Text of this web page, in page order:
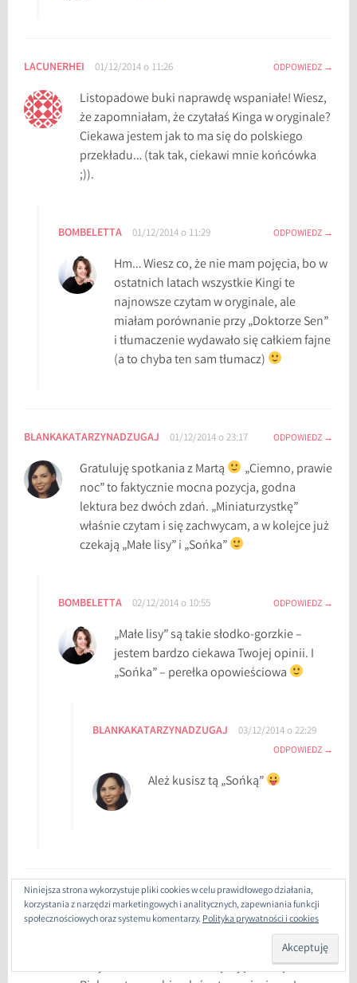
LACUNERHEI 01/12/2014 o 11:26 ODPOWIEDZ
Listopadowe buki naprawdę wspaniałe! Wiesz,
że zapomniałam, że czytałaś Kinga w oryginale?
Ciekawa jestem jak to ma się do polskiego
przekładu… (tak tak, ciekawi mnie końcówka
;)).
BOMBELETTA 01/12/2014 o 11:29 ODPOWIEDZ
Hm… Wiesz co, że nie mam pojęcia, bo w
ostatnich latach wszystkie Kingi te
najnowsze czytam w oryginale, ale
miałam porównanie przy „Doktorze Sen”
i tłumaczenie wydawało się całkiem fajne
(a to chyba ten sam tłumacz)
BLANKAKATARZYNADZUGAJ 01/12/2014 o 23:17 ODPOWIEDZ
Gratuluję spotkania z Martą
„Ciemno, prawie
noc” to faktycznie mocna pozycja, godna
lektura bez dwóch zdań. „Miniaturzystkę”
właśnie czytam i się zachwycam, a w kolejce już
czekają „Małe lisy” i „Sońka”
BOMBELETTA 02/12/2014 o 10:55 ODPOWIEDZ
„Małe lisy” są takie słodko-gorzkie –
jestem bardzo ciekawa Twojej opinii. I
„Sońka” – perełka opowieściowa
BLANKAKATARZYNADZUGAJ 03/12/2014 o 22:29
ODPOWIEDZ
Ależ kusisz tą „Sońką”
LOLANTA 02/12/2014 o 12:53 ODPOWIEDZ
Cos ty sobie ubzdurała z ta wielka głową?
Spotkanie do powtórzenia, ale to to już chyba
oczywiste
I również dziękuję za książki.
Niniejsza strona wykorzystuje pliki cookies w celu prawidłowego działania,
korzystania z narzędzi marketingowych i analitycznych, zapewniania funkcji
społecznościowych oraz systemu komentarzy.Polityka prywatności i cookies